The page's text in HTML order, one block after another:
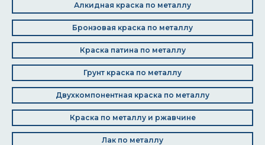
Алкидная краска по металлу
Бронзовая краска по металлу
Краска патина по металлу
Грунт краска по металлу
Двухкомпонентная краска по металлу
Краска по металлу и ржавчине
Лак по металлу